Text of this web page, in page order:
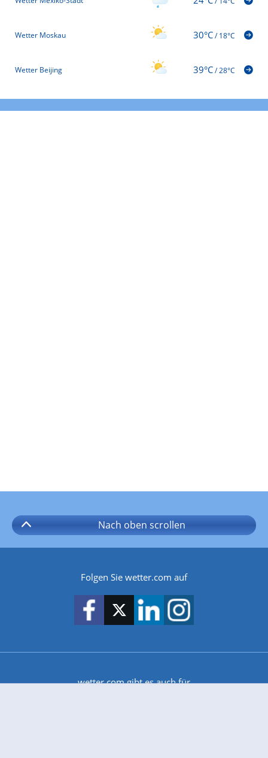
Wetter Moskau 30°C/18°C
Wetter Beijing 39°C/28°C
Nach oben scrollen
Folgen Sie wetter.com auf
wetter.com gibt es auch für